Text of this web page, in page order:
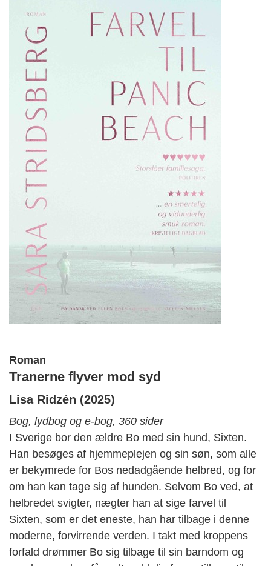
Roman
Tranerne flyver mod syd
Lisa Ridzén (2025)
Bog, lydbog og e-bog, 360 sider
I Sverige bor den ældre Bo med sin hund, Sixten.
Han besøges af hjemmeplejen og sin søn, som alle
er bekymrede for Bos nedadgående helbred, og for
om han kan tage sig af hunden. Selvom Bo ved, at
helbredet svigter, nægter han at sige farvel til
Sixten, som er det eneste, han har tilbage i denne
moderne, forvirrende verden. I takt med kroppens
forfald drømmer Bo sig tilbage til sin barndom og